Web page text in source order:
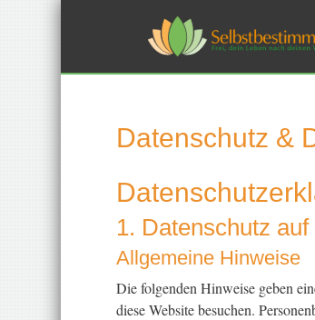
Datenschutz &
1. Datenschutz
Allgemeine Hinweise
Die folgenden Hinweise geben
diese Website besuchen.